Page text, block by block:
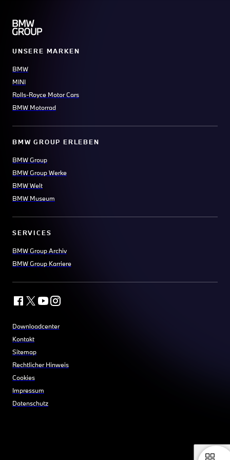
UNSERE MARKEN
BMW
MINI
Rolls-Royce Motor Cars
BMW Motorrad
BMW GROUP ERLEBEN
BMW Group
BMW Group Werke
BMW Welt
BMW Museum
SERVICES
BMW Group Archiv
BMW Group Karriere
Downloadcenter
Kontakt
Sitemap
Rechtlicher Hinweis
Cookies
Impressum
Datenschutz